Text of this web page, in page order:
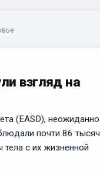
взгляд на
(EASD), неожиданно
почти 86 тысяч
с их жизненной